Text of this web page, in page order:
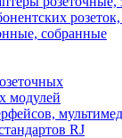
собранные
модулей
RJ